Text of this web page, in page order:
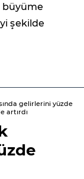
büyüme
şekilde
gelirlerini yüzde
artırdı